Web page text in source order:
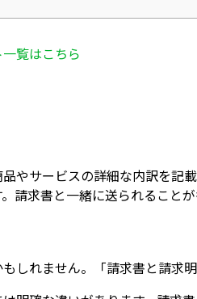
覧はこちら
やサービスの詳細な内訳を記
請求書と一緒に送られること
しれません。「請求書と請求